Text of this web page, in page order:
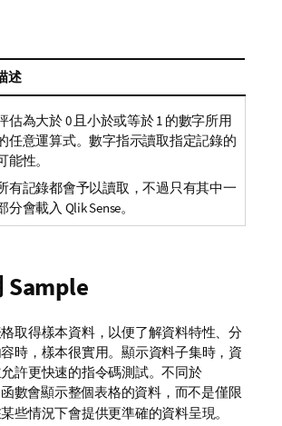
述
估為大於 0 且小於或等於 1 的數字所用
任意運算式。數字指示讀取指定記錄的
能性。
有記錄都會予以讀取，不過只有其中一
分會載入 Qlik Sense。
Sample
取得樣本資料，以便了解資料特性、分
時，樣本很實用。顯示資料子集時，資
許更快速的指令碼測試。不同於
函數會顯示整個表格的資料，而不是僅限
些情況下會提供更準確的資料呈現。